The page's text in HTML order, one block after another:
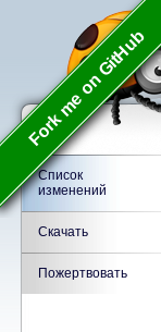
Fork me on GitHub
Список
изменений
Скачать
Пожертвовать